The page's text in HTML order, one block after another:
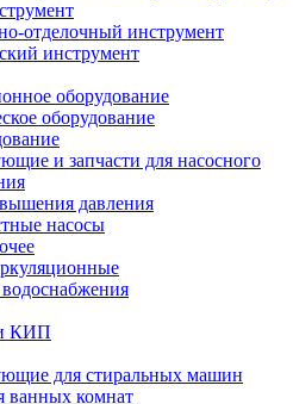
отделочный инструмент
инструмент
оборудование
оборудование
и запчасти для насосного
давления
насосы
КИП
для стиральных машин
ванных комнат